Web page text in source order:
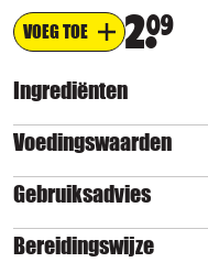
VOEG TOE 209
Ingrediënten
Voedingswaarden
Gebruiksadvies
Bereidingswijze